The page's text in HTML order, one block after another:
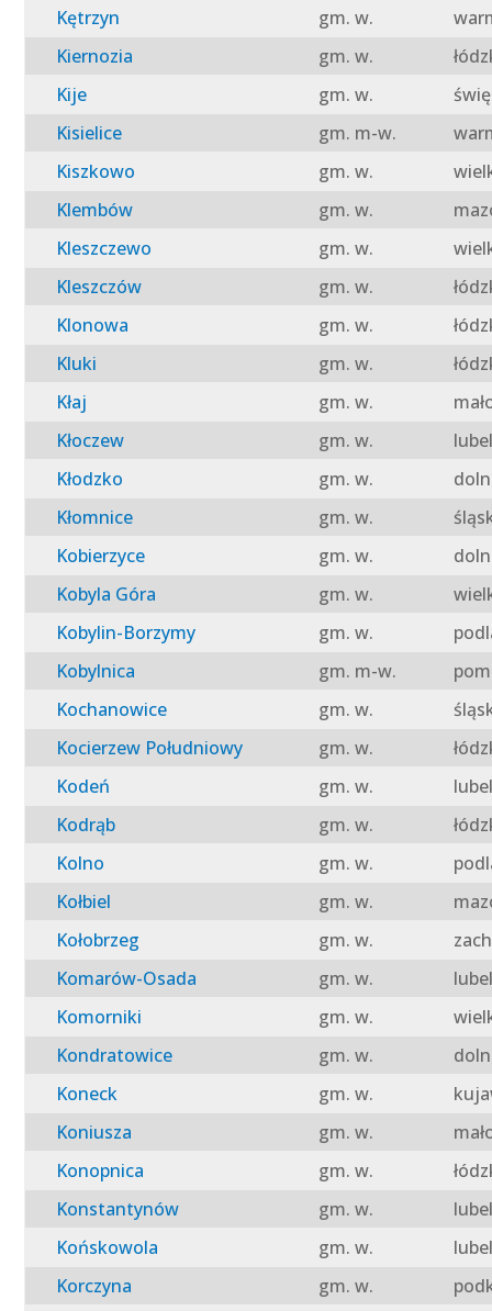
Kętrzyn
gm. w.
Kiernozia
gm. w.
Kije
gm. w.
Kisielice
gm. m-w.
Kiszkowo
gm. w.
Klembów
gm. w.
Kleszczewo
gm. w.
Kleszczów
gm. w.
Klonowa
gm. w.
Kluki
gm. w.
Kłaj
gm. w.
Kłoczew
gm. w.
Kłodzko
gm. w.
Kłomnice
gm. w.
Kobierzyce
gm. w.
Kobyla Góra
gm. w.
Kobylin-Borzymy
gm. w.
Kobylnica
gm. m-w.
Kochanowice
gm. w.
Kocierzew Południowy
gm. w.
Kodeń
gm. w.
Kodrąb
gm. w.
Kolno
gm. w.
Kołbiel
gm. w.
Kołobrzeg
gm. w.
Komarów-Osada
gm. w.
Komorniki
gm. w.
Kondratowice
gm. w.
Koneck
gm. w.
Koniusza
gm. w.
Konopnica
gm. w.
Konstantynów
gm. w.
Końskowola
gm. w.
Korczyna
gm. w.